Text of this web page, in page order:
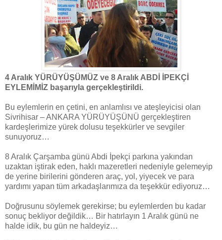
4 Aralık YÜRÜYÜŞÜMÜZ ve 8 Aralık ABDİ İPEKÇİ
EYLEMİMİZ başarıyla gerçekleştirildi.
Bu eylemlerin en çetini, en anlamlısı ve ateşleyicisi olan
Sivrihisar – ANKARA YÜRÜYÜŞÜNÜ gerçekleştiren
kardeşlerimize yürek dolusu teşekkürler ve sevgiler
sunuyoruz…
8 Aralık Çarşamba günü Abdi İpekçi parkına yakından
uzaktan iştirak eden, haklı mazeretleri nedeniyle gelemeyip
de yerine birilerini gönderen araç, yol, yiyecek ve para
yardımı yapan tüm arkadaşlarımıza da teşekkür ediyoruz…
Doğrusunu söylemek gerekirse; bu eylemlerden bu kadar
sonuç bekliyor değildik… Bir hatırlayın 1 Aralık günü ne
halde idik, bu gün ne haldeyiz…